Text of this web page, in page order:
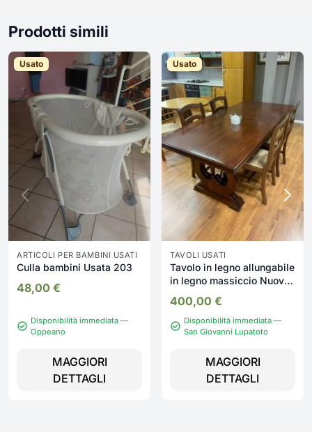
Prodotti simili
Usato
ARTICOLI PER BAMBINI USATI
Culla bambini Usata 203
48,00 €
Disponibilità immediata —
Oppeano
MAGGIORI
DETTAGLI
Usato
TAVOLI USATI
Tavolo in legno allungabile
in legno massiccio Nuovo
400,00 €
Disponibilità immediata —
San Giovanni Lupatoto
MAGGIORI
DETTAGLI